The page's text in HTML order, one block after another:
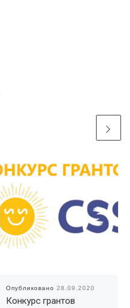
Опубликовано 28.09.2020
Конкурс грантов